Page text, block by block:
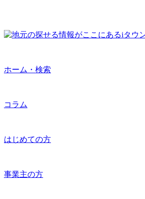
ホーム・検索
コラム
はじめての方
事業主の方